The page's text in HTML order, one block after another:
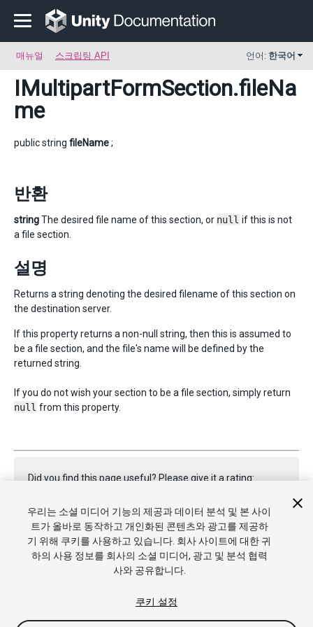
매뉴얼 스크립팅 API 언어: 한국어
IMultipartFormSection.fileNa
me
public string fileName;
반환
stringThe desired file name of this section, or null if this is not
a file section.
설명
Returns a string denoting the desired filename of this section on
the destination server.
If this property returns a non-null string, then this is assumed to
be a file section, and the file's name will be defined by the
returned string.
If you do not wish your section to be a file section, simply return
null from this property.
Did you find this page useful? Please give it a rating:
Report a problem on this page
우리는 소셜 미디어 기능의 제공과 데이터 분석 및 본 사이
트가 올바로 동작하고 개인화된 콘텐츠와 광고를 제공하
기 위해 쿠키를 사용하고 있습니다. 회사 사이트에 대한 귀
하의 사용 정보를 회사의 소셜 미디어, 광고 및 분석 협력
사와 공유합니다.
쿠키 설정